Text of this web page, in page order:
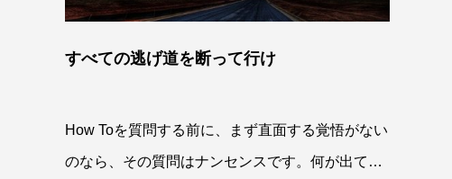
すべての逃げ道を断って行け
How Toを質問する前に、まず直面する覚悟がない
のなら、その質問はナンセンスです。何が出てき